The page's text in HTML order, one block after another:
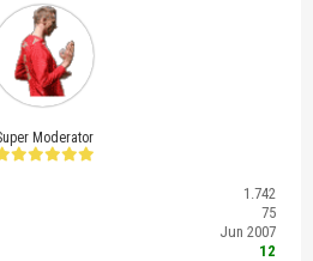
Moderator
1.742
75
Jun 2007
12